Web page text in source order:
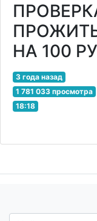
НА 100
3 года назад
1 781 033 просмотра
18:18